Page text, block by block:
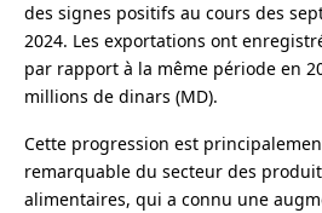
des signes positifs au cours des
2024. Les exportations ont
par rapport à la même période en
millions de dinars (MD).
Cette progression est
remarquable du secteur des
alimentaires, qui a connu une